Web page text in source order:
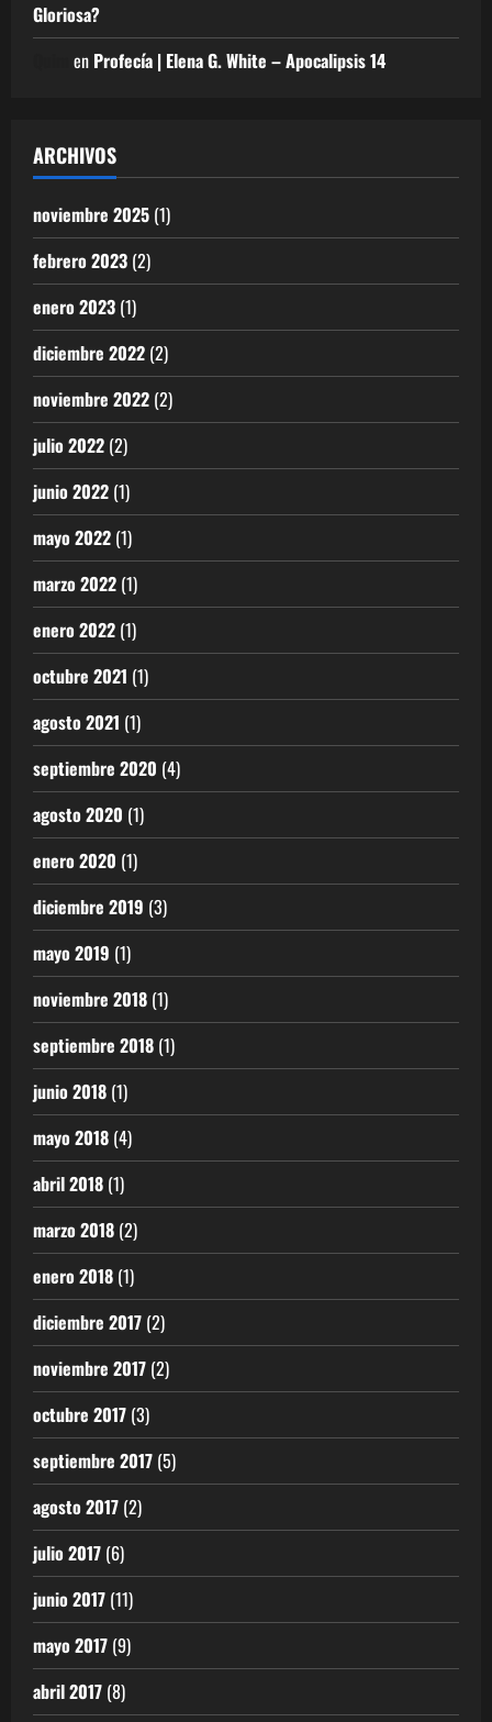
Gloriosa?
en Profecía | Elena G. White – Apocalipsis 14
ARCHIVOS
noviembre 2025 (1)
febrero 2023 (2)
enero 2023 (1)
diciembre 2022 (2)
noviembre 2022 (2)
julio 2022 (2)
junio 2022 (1)
mayo 2022 (1)
marzo 2022 (1)
enero 2022 (1)
octubre 2021 (1)
agosto 2021 (1)
septiembre 2020 (4)
agosto 2020 (1)
enero 2020 (1)
diciembre 2019 (3)
mayo 2019 (1)
noviembre 2018 (1)
septiembre 2018 (1)
junio 2018 (1)
mayo 2018 (4)
abril 2018 (1)
marzo 2018 (2)
enero 2018 (1)
diciembre 2017 (2)
noviembre 2017 (2)
octubre 2017 (3)
septiembre 2017 (5)
agosto 2017 (2)
julio 2017 (6)
junio 2017 (11)
mayo 2017 (9)
abril 2017 (8)